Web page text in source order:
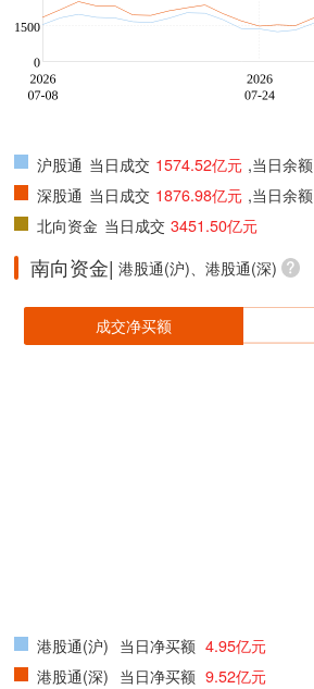
沪股通 当日成交 1574.52亿元 ,当日余额
深股通 当日成交 1876.98亿元 ,当日余额
北向资金 当日成交 3451.50亿元
南向资金| 港股通(沪)、港股通(深)
成交净买额
港股通(沪) 当日净买额 4.95亿元
港股通(深) 当日净买额 9.52亿元